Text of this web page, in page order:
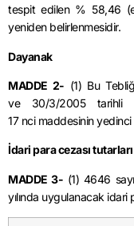
tespit edilen % 58,46
yeniden belirlenmesidir.
Dayanak
MADDE 2- (1) Bu
ve 30/3/2005tarihli
17 ncimaddesinin yedinci
İdari para cezası tutarları
MADDE 3- (1) 4646
yılında uygulanacak idari